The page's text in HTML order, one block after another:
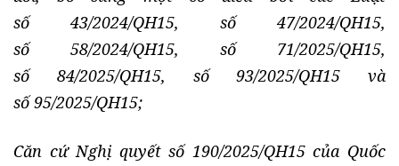
số 43/2024/QH15, số 47/2024/QH15,
số 58/2024/QH15, số 71/2025/QH15,
số 84/2025/QH15, số 93/2025/QH15 và
số 95/2025/QH15;
Căn cứ Nghị quyết số 190/2025/QH15 của Quốc